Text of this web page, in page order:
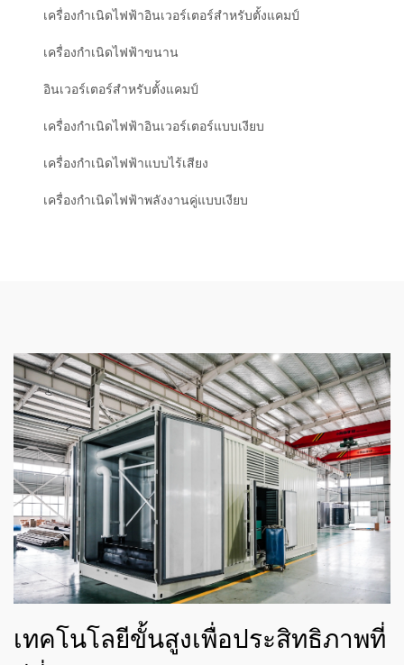
เครื่องกำเนิดไฟฟ้าอินเวอร์เตอร์สำหรับตั้งแคมป์
เครื่องกำเนิดไฟฟ้าขนาน
อินเวอร์เตอร์สำหรับตั้งแคมป์
เครื่องกำเนิดไฟฟ้าอินเวอร์เตอร์แบบเงียบ
เครื่องกำเนิดไฟฟ้าแบบไร้เสียง
เครื่องกำเนิดไฟฟ้าพลังงานคู่แบบเงียบ
เทคโนโลยีขั้นสูงเพื่อประสิทธิภาพที่